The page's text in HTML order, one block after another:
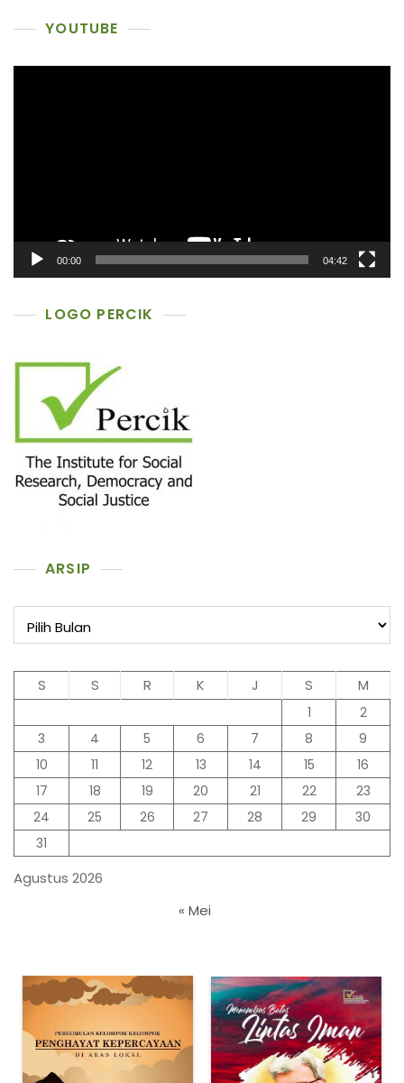
YOUTUBE
00:00 04:42
LOGO PERCIK
ARSIP
Agustus 2026
S S R K J S M
1
2
3
4 5 6 7 8
9
10
11 12 13 14 15
16
17
18 19 20 21 22
23
24
25 26 27 28 29
30
31
« Mei